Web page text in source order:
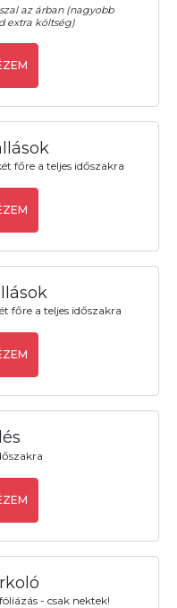
az árban (nagyobb
extra költség)
főre a teljes időszakra
főre a teljes időszakra
- csak nektek!